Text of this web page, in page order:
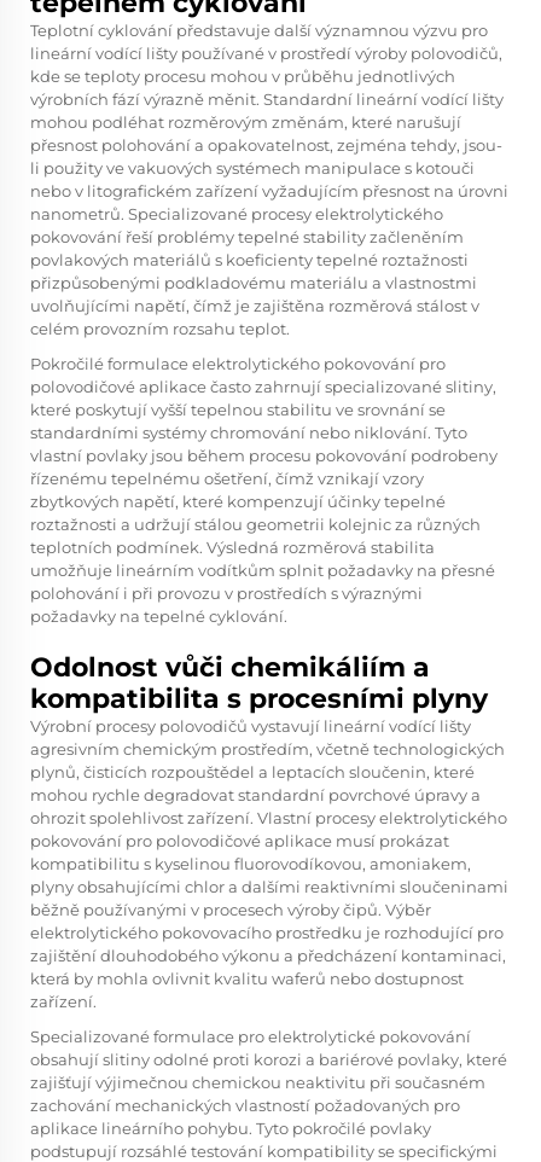
Teplotní cyklování představuje další významnou výzvu pro
lineární vodící lišty používané v prostředí výroby polovodičů,
kde se teploty procesu mohou v průběhu jednotlivých
výrobních fází výrazně měnit. Standardní lineární vodící lišty
mohou podléhat rozměrovým změnám, které narušují
přesnost polohování a opakovatelnost, zejména tehdy, jsou-
li použity ve vakuových systémech manipulace s kotouči
nebo v litografickém zařízení vyžadujícím přesnost na úrovni
nanometrů. Specializované procesy elektrolytického
pokovování řeší problémy tepelné stability začleněním
povlakových materiálů s koeficienty tepelné roztažnosti
přizpůsobenými podkladovému materiálu a vlastnostmi
uvolňujícími napětí, čímž je zajištěna rozměrová stálost v
celém provozním rozsahu teplot.
Pokročilé formulace elektrolytického pokovování pro
polovodičové aplikace často zahrnují specializované slitiny,
které poskytují vyšší tepelnou stabilitu ve srovnání se
standardními systémy chromování nebo niklování. Tyto
vlastní povlaky jsou během procesu pokovování podrobeny
řízenému tepelnému ošetření, čímž vznikají vzory
zbytkových napětí, které kompenzují účinky tepelné
roztažnosti a udržují stálou geometrii kolejnic za různých
teplotních podmínek. Výsledná rozměrová stabilita
umožňuje lineárním vodítkům splnit požadavky na přesné
polohování i při provozu v prostředích s výraznými
požadavky na tepelné cyklování.
Odolnost vůči chemikáliím a
kompatibilita s procesními plyny
Výrobní procesy polovodičů vystavují lineární vodící lišty
agresivním chemickým prostředím, včetně technologických
plynů, čisticích rozpouštědel a leptacích sloučenin, které
mohou rychle degradovat standardní povrchové úpravy a
ohrozit spolehlivost zařízení. Vlastní procesy elektrolytického
pokovování pro polovodičové aplikace musí prokázat
kompatibilitu s kyselinou fluorovodíkovou, amoniakem,
plyny obsahujícími chlor a dalšími reaktivními sloučeninami
běžně používanými v procesech výroby čipů. Výběr
elektrolytického pokovovacího prostředku je rozhodující pro
zajištění dlouhodobého výkonu a předcházení kontaminaci,
která by mohla ovlivnit kvalitu waferů nebo dostupnost
zařízení.
Specializované formulace pro elektrolytické pokovování
obsahují slitiny odolné proti korozi a bariérové povlaky, které
zajišťují výjimečnou chemickou neaktivitu při současném
zachování mechanických vlastností požadovaných pro
aplikace lineárního pohybu. Tyto pokročilé povlaky
podstupují rozsáhlé testování kompatibility se specifickými